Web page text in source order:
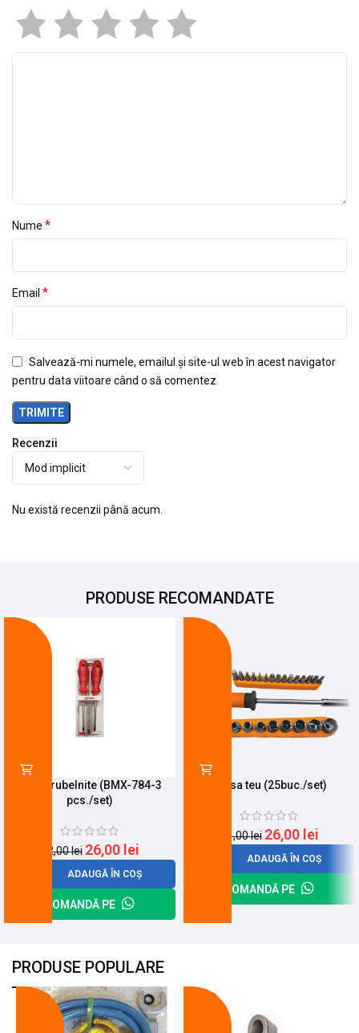
Recenzii
Nu există recenzii până acum.
Nume *
Email *
Salvează-mi numele, emailul și site-ul web în acest navigator
pentru data viitoare când o să comentez.
PRODUSE RECOMANDATE
Set Surubelnite (BMX-784-3
pcs./set)
32,00lei 26,00 lei
ADAUGĂ ÎN COȘ
COMANDĂ PE
Trusa teu (25buc./set)
31,00lei 26,00 lei
ADAUGĂ ÎN COȘ
COMANDĂ PE
PRODUSE POPULARE